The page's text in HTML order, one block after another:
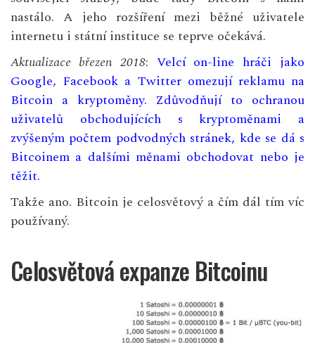
nastálo. A jeho rozšíření mezi běžné uživatele
internetu i státní instituce se teprve očekává.
Aktualizace březen 2018: Velcí on-line hráči jako
Google, Facebook a Twitter omezují reklamu na
Bitcoin a kryptoměny. Zdůvodňují to ochranou
uživatelů obchodujících s kryptoměnami a
zvýšeným počtem podvodných stránek, kde se dá s
Bitcoinem a dalšími měnami obchodovat nebo je
těžit.
Takže ano. Bitcoin je celosvětový a čím dál tím víc
používaný.
Celosvětová expanze Bitcoinu